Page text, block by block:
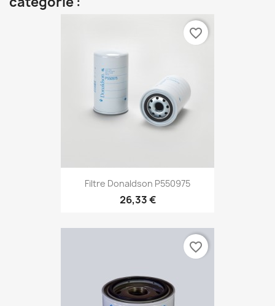
Filtre Donaldson P550975
26,33 €
favorite_border
favorite_border